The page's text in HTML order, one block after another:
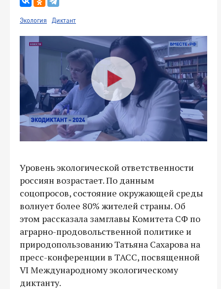
Экология Диктант
Уровень экологической ответственности
россиян возрастает. По данным
соцопросов, состояние окружающей среды
волнует более 80% жителей страны. Об
этом рассказала замглавы Комитета СФ по
аграрно-продовольственной политике и
природопользованию Татьяна Сахарова на
пресс-конференции в ТАСС, посвященной
VI Международному экологическому
диктанту.